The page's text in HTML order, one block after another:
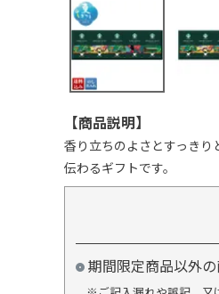
【商品説明】
香り立ちのよさとすっき
伝わるギフトです。
期間限定商品以外